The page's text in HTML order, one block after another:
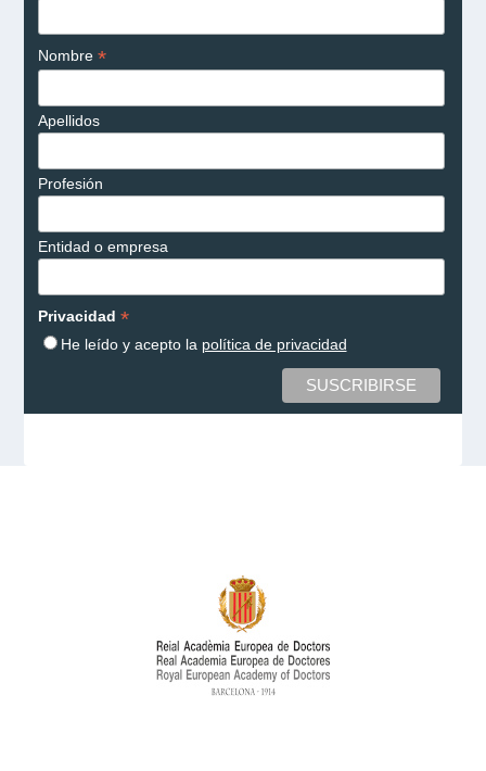
Nombre *
Apellidos
Profesión
Entidad o empresa
Privacidad *
He leído y acepto la política de privacidad